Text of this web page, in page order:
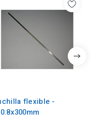
flexible -